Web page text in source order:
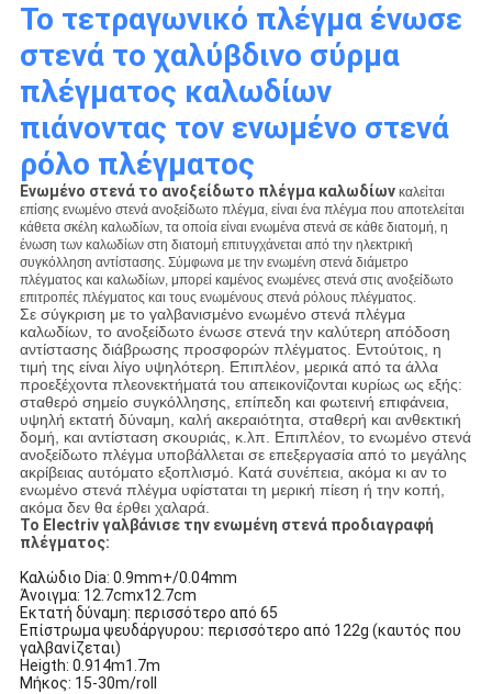
Το τετραγωνικό πλέγμα ένωσε
στενά το χαλύβδινο σύρμα
πλέγματος καλωδίων
πιάνοντας τον ενωμένο στενά
ρόλο πλέγματος
Ενωμένο στενά το ανοξείδωτο πλέγμα καλωδίων καλείται
επίσης ενωμένο στενά ανοξείδωτο πλέγμα, είναι ένα πλέγμα που αποτελείται
κάθετα σκέλη καλωδίων, τα οποία είναι ενωμένα στενά σε κάθε διατομή, η
ένωση των καλωδίων στη διατομή επιτυγχάνεται από την ηλεκτρική
συγκόλληση αντίστασης. Σύμφωνα με την ενωμένη στενά διάμετρο
πλέγματος και καλωδίων, μπορεί καμένος ενωμένες στενά στις ανοξείδωτο
επιτροπές πλέγματος και τους ενωμένους στενά ρόλους πλέγματος.
Σε σύγκριση με το γαλβανισμένο ενωμένο στενά πλέγμα
καλωδίων, το ανοξείδωτο ένωσε στενά την καλύτερη απόδοση
αντίστασης διάβρωσης προσφορών πλέγματος. Εντούτοις, η
τιμή της είναι λίγο υψηλότερη. Επιπλέον, μερικά από τα άλλα
προεξέχοντα πλεονεκτήματά του απεικονίζονται κυρίως ως εξής:
σταθερό σημείο συγκόλλησης, επίπεδη και φωτεινή επιφάνεια,
υψηλή εκτατή δύναμη, καλή ακεραιότητα, σταθερή και ανθεκτική
δομή, και αντίσταση σκουριάς, κ.λπ. Επιπλέον, το ενωμένο στενά
ανοξείδωτο πλέγμα υποβάλλεται σε επεξεργασία από το μεγάλης
ακρίβειας αυτόματο εξοπλισμό. Κατά συνέπεια, ακόμα κι αν το
ενωμένο στενά πλέγμα υφίσταται τη μερική πίεση ή την κοπή,
ακόμα δεν θα έρθει χαλαρά.
Το Electriv γαλβάνισε την ενωμένη στενά προδιαγραφή
πλέγματος:
Καλώδιο Dia: 0.9mm+/0.04mm
Άνοιγμα: 12.7cmx12.7cm
Εκτατή δύναμη: περισσότερο από 65
Επίστρωμα ψευδάργυρου: περισσότερο από 122g (καυτός που
γαλβανίζεται)
Heigth: 0.914m1.7m
Μήκος: 15-30m/roll